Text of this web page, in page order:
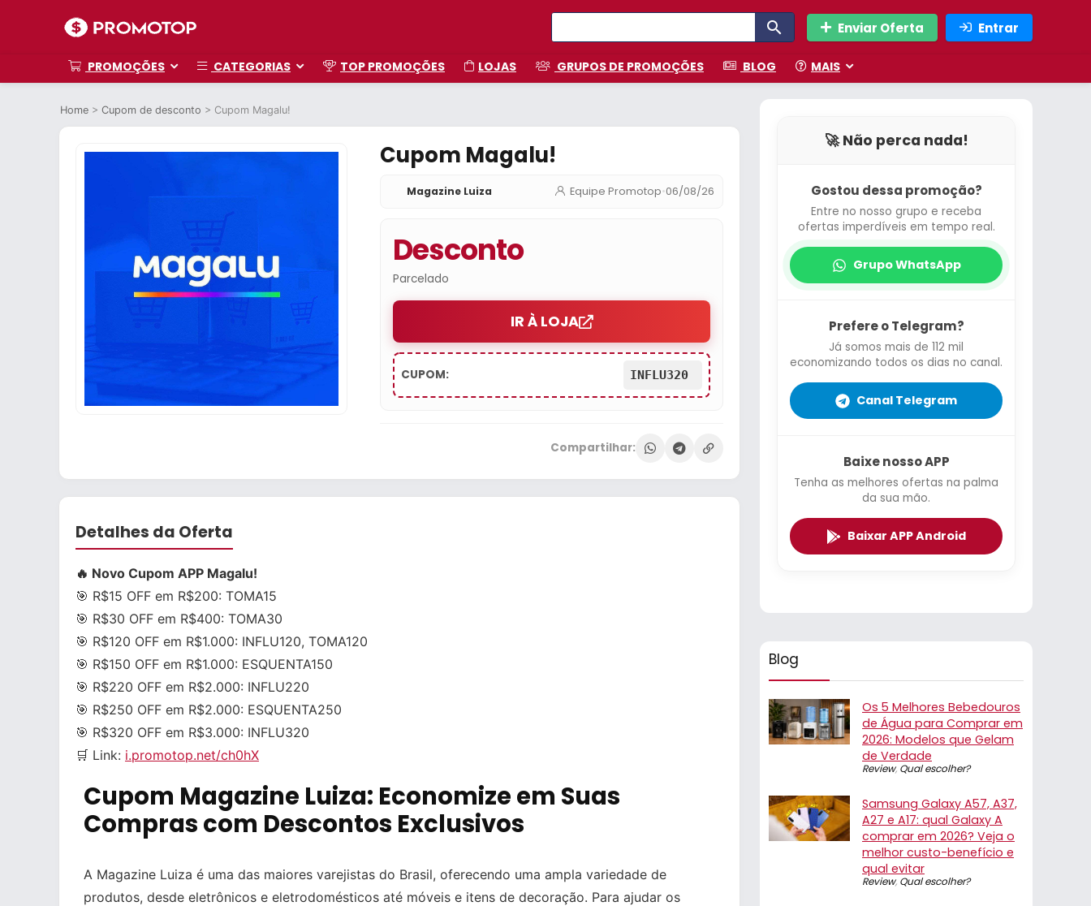
Enviar Oferta Entrar
PROMOÇÕES CATEGORIAS TOP PROMOÇÕES LOJAS GRUPOS DE PROMOÇÕES BLOG MAIS
Home > Cupom de desconto > Cupom Magalu!
Cupom Magalu!
Magazine Luiza Equipe Promotop•06/08/26
Desconto
Parcelado
IR À LOJA
CUPOM: INFLU320
Compartilhar:
Detalhes da Oferta
🔥 Novo Cupom APP Magalu!
🎯 R$15 OFF em R$200: TOMA15
🎯 R$30 OFF em R$400: TOMA30
🎯 R$120 OFF em R$1.000: INFLU120, TOMA120
🎯 R$150 OFF em R$1.000: ESQUENTA150
🎯 R$220 OFF em R$2.000: INFLU220
🎯 R$250 OFF em R$2.000: ESQUENTA250
🎯 R$320 OFF em R$3.000: INFLU320
🛒 Link: i.promotop.net/ch0hX
Cupom Magazine Luiza: Economize em Suas
Compras com Descontos Exclusivos
A Magazine Luiza é uma das maiores varejistas do Brasil, oferecendo uma ampla variedade de
produtos, desde eletrônicos e eletrodomésticos até móveis e itens de decoração. Para ajudar os
🚀 Não perca nada!
Gostou dessa promoção?
Entre no nosso grupo e receba
ofertas imperdíveis em tempo real.
Grupo WhatsApp
Prefere o Telegram?
Já somos mais de 112 mil
economizando todos os dias no canal.
Canal Telegram
Baixe nosso APP
Tenha as melhores ofertas na palma
da sua mão.
Baixar APP Android
Blog
Os 5 Melhores Bebedouros
de Água para Comprar em
2026: Modelos que Gelam
de Verdade
Review, Qual escolher?
Samsung Galaxy A57, A37,
A27 e A17: qual Galaxy A
comprar em 2026? Veja o
melhor custo-benefício e
qual evitar
Review, Qual escolher?